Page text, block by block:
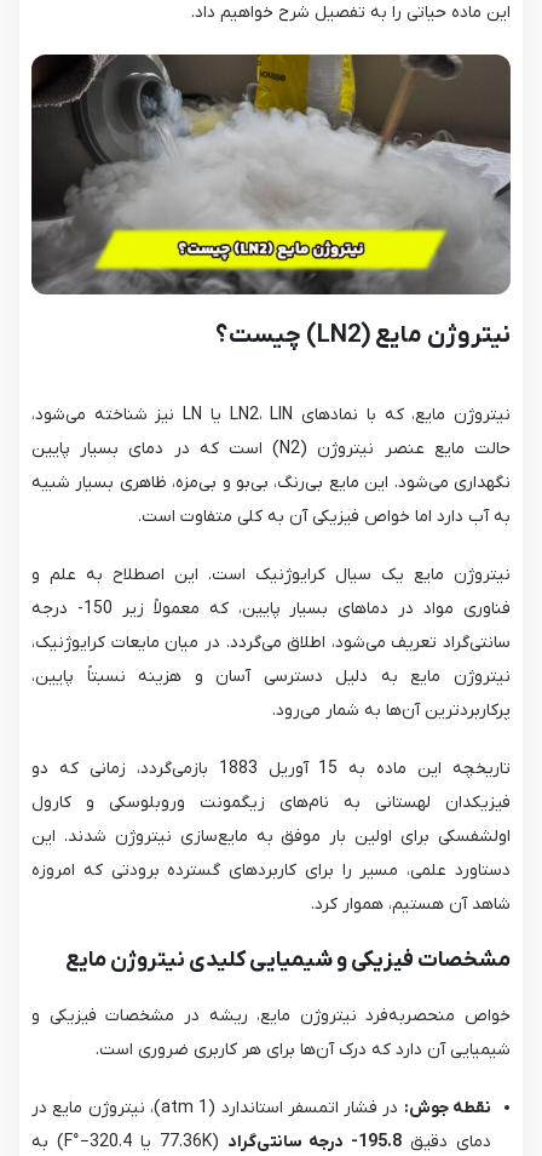
این ماده حیاتی را به تفصیل شرح خواهیم داد.
نیتروژن مایع (LN2) چیست؟
نیتروژن مایع، که با نمادهای LN2، LIN یا LN نیز شناخته می‌شود،
حالت مایع عنصر نیتروژن (N2​) است که در دمای بسیار پایین
نگهداری می‌شود. این مایع بی‌رنگ، بی‌بو و بی‌مزه، ظاهری بسیار شبیه
به آب دارد اما خواص فیزیکی آن به کلی متفاوت است.
نیتروژن مایع یک سیال کرایوژنیک است. این اصطلاح به علم و
فناوری مواد در دماهای بسیار پایین، که معمولاً زیر 150- درجه
سانتی‌گراد تعریف می‌شود، اطلاق می‌گردد. در میان مایعات کرایوژنیک،
نیتروژن مایع به دلیل دسترسی آسان و هزینه نسبتاً پایین،
پرکاربردترین آن‌ها به شمار می‌رود.
تاریخچه این ماده به 15 آوریل 1883 بازمی‌گردد، زمانی که دو
فیزیکدان لهستانی به نام‌های زیگمونت وروبلوسکی و کارول
اولشفسکی برای اولین بار موفق به مایع‌سازی نیتروژن شدند. این
دستاورد علمی، مسیر را برای کاربردهای گسترده برودتی که امروزه
شاهد آن هستیم، هموار کرد.
مشخصات فیزیکی و شیمیایی کلیدی نیتروژن مایع
خواص منحصربه‌فرد نیتروژن مایع، ریشه در مشخصات فیزیکی و
شیمیایی آن دارد که درک آن‌ها برای هر کاربری ضروری است.
نقطه جوش:
در فشار اتمسفر استاندارد (1 atm)، نیتروژن مایع در
دمای دقیق 195.8- درجه سانتی‌گراد
(77.36K یا 320.4−°F) به